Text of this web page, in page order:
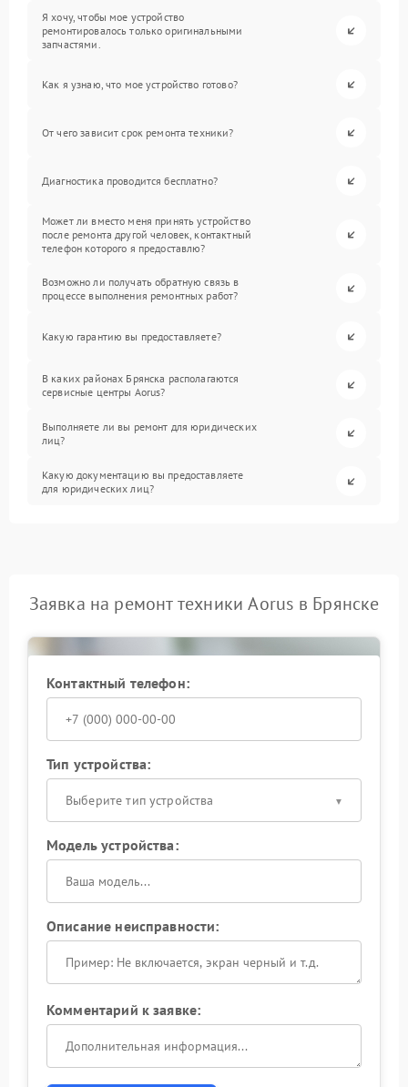
Я хочу, чтобы мое устройство
ремонтировалось только оригинальными
запчастями.
Как я узнаю, что мое устройство готово?
От чего зависит срок ремонта техники?
Диагностика проводится бесплатно?
Может ли вместо меня принять устройство
после ремонта другой человек, контактный
телефон которого я предоставлю?
Возможно ли получать обратную связь в
процессе выполнения ремонтных работ?
Какую гарантию вы предоставляете?
В каких районах Брянска располагаются
сервисные центры Aorus?
Выполняете ли вы ремонт для юридических
лиц?
Какую документацию вы предоставляете
для юридических лиц?
Заявка на ремонт техники Aorus в Брянске
Контактный телефон:
Тип устройства:
Выберите тип устройства
Модель устройства:
Описание неисправности:
Комментарий к заявке: